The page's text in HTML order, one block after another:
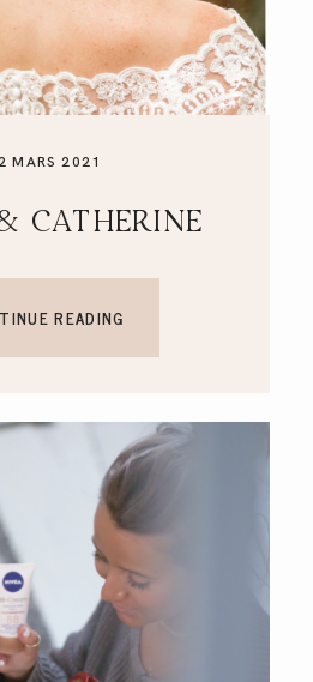
MARS 2021
CATHERINE
READING